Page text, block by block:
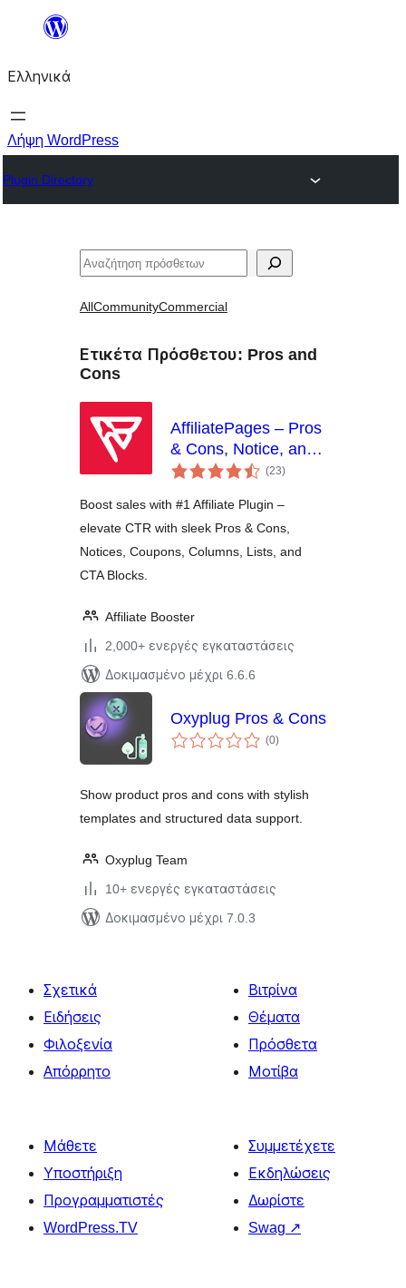
Μετάβαση
περιεχόμενο
Ελληνικά
Λήψη WordPress
Plugin Directory
Αναζήτηση
AllCommunityCommercial
Ετικέτα Πρόσθετου: Pros and
Cons
AffiliatePages – Pros
& Cons, Notice, and
CTA Blocks for
(23αξιολογήσεις
σύνολο
)
Boost sales with #1 Affiliate Plugin –
elevate CTR with sleek Pros & Cons,
Notices, Coupons, Columns, Lists, and
CTA Blocks.
Affiliate Booster
2,000+ ενεργές εγκαταστάσεις
Δοκιμασμένο μέχρι 6.6.6
Oxyplug Pros & Cons
(0αξιολογήσεις
σύνολο
)
Show product pros and cons with stylish
templates and structured data support.
Oxyplug Team
10+ ενεργές εγκαταστάσεις
Δοκιμασμένο μέχρι 7.0.3
Σχετικά
Ειδήσεις
Φιλοξενία
Απόρρητο
Βιτρίνα
Θέματα
Πρόσθετα
Μοτίβα
Μάθετε
Υποστήριξη
Προγραμματιστές
WordPress.TV
Συμμετέχετε
Εκδηλώσεις
Δωρίστε
Swag ↗